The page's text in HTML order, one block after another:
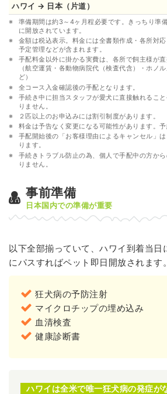
ハワイ → 日本（片道）
準備期間は約3～4ヶ月程必要です。きっちり準
に開放されています。
金額は税込表示。料金には全書類作成・各所対
予定管理などが含まれます。
手配料金以外に掛かる実費は、各所で飼主様が直
（航空運賃・各動物病院代（検査代含）・ホノ
ど）
全コース入金確認後の手配となります。
手続き中に担当スタッフが愛犬に直接触れるこ
りません。
２匹以上のお申込みには割引制度があります。
料金は予告なく変更になる可能性があります。予
手配開始後の「お客様理由によるキャンセル」
ります。
手続きトラブル防止の為、個人で手配中の方か
りません。
事前準備
日本国内での準備が重要
以下全部揃っていて、ハワイ到着当日
にパスすればペット即日開放されます。
狂犬病の予防注射
マイクロチップの埋め込み
血清検査
健康診断書
ハワイは全米で唯一狂犬病の発症が